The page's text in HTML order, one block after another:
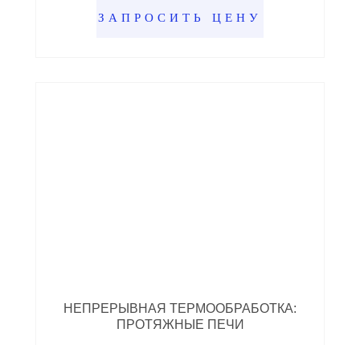
ЗАПРОСИТЬ ЦЕНУ
НЕПРЕРЫВНАЯ ТЕРМООБРАБОТКА:
ПРОТЯЖНЫЕ ПЕЧИ